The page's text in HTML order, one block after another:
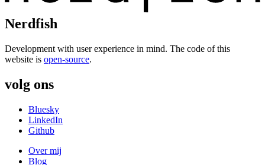
Nerdfish
Development with user experience in mind. The code of this
website is open-source.
volg ons
Bluesky
LinkedIn
Github
Over mij
Blog